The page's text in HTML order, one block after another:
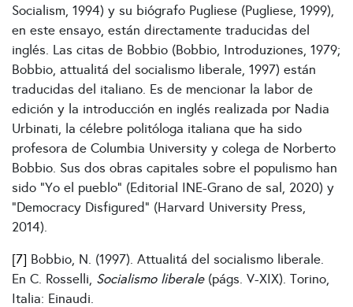
Socialism, 1994) y su biógrafo Pugliese (Pugliese, 1999),
en este ensayo, están directamente traducidas del
inglés. Las citas de Bobbio (Bobbio, Introduziones, 1979;
Bobbio, attualitá del socialismo liberale, 1997) están
traducidas del italiano. Es de mencionar la labor de
edición y la introducción en inglés realizada por Nadia
Urbinati, la célebre politóloga italiana que ha sido
profesora de Columbia University y colega de Norberto
Bobbio. Sus dos obras capitales sobre el populismo han
sido “Yo el pueblo” (Editorial INE-Grano de sal, 2020) y
“Democracy Disfigured” (Harvard University Press,
2014).
[7] Bobbio, N. (1997). Attualitá del socialismo liberale.
En C. Rosselli, Socialismo liberale(págs. V-XIX). Torino,
Italia: Einaudi.